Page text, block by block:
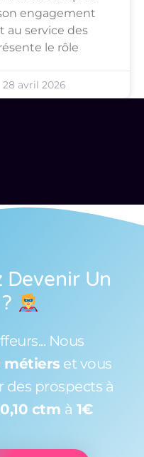
engagement
au service des
le rôle
28 avril 2026
Devenir Un
?
Nous
métiers et vous
prospects à
0,10 ctm à 1€